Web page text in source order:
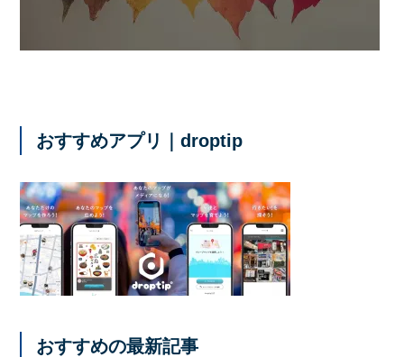
おすすめアプリ｜droptip
おすすめの最新記事